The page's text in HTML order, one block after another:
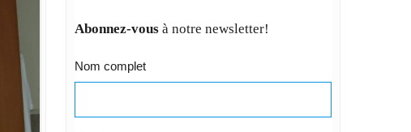
Abonnez-vousà notre newsletter!
Nom complet